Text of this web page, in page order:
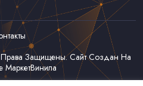
Защищены. Сайт Создан На
МаркетВинила